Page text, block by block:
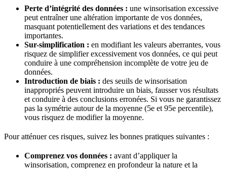
Perte d’intégrité des données : une winsorisation excessive
peut entraîner une altération importante de vos données,
masquant potentiellement des variations et des tendances
importantes.
Sur-simplification : en modifiant les valeurs aberrantes, vous
risquez de simplifier excessivement vos données, ce qui peut
conduire à une compréhension incomplète de votre jeu de
données.
Introduction de biais : des seuils de winsorisation
inappropriés peuvent introduire un biais, fausser vos résultats
et conduire à des conclusions erronées. Si vous ne garantissez
pas la symétrie autour de la moyenne (5e et 95e percentile),
vous risquez de modifier la moyenne.
Pour atténuer ces risques, suivez les bonnes pratiques suivantes :
Comprenez vos données : avant d’appliquer la
winsorisation, comprenez en profondeur la nature et la